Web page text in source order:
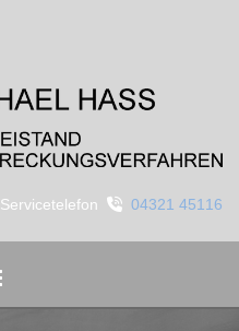
Servicetelefon  04321 45116